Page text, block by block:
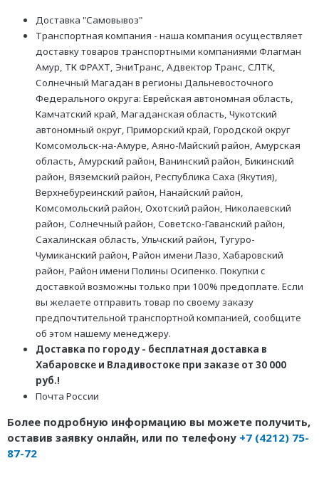
Доставка "Самовывоз"
Транспортная компания - наша компания осуществляет
доставку товаров транспортными компаниями Флагман
Амур, ТК ФРАХТ, ЭниТранс, Адвектор Транс, СЛТК,
Солнечный Магадан в регионы Дальневосточного
Федерального округа: Еврейская автономная область,
Камчатский край, Магаданская область, Чукотский
автономный округ, Приморский край, Городской округ
Комсомольск-на-Амуре, Аяно-Майский район, Амурская
область, Амурский район, Ванинский район, Бикинский
район, Вяземский район, Республика Саха (Якутия),
Верхнебуреинский район, Нанайский район,
Комсомольский район, Охотский район, Николаевский
район, Солнечный район, Советско-Гаванский район,
Сахалинская область, Ульчский район, Тугуро-
Чумиканский район, Район имени Лазо, Хабаровский
район, Район имени Полины Осипенко. Покупки с
доставкой возможны только при 100% предоплате. Если
вы желаете отправить товар по своему заказу
предпочтительной транспортной компанией, сообщите
об этом нашему менеджеру.
Доставка по городу - бесплатная доставка в
Хабаровске и Владивостоке при заказе от 30 000
руб.!
Почта России
Более подробную информацию вы можете получить,
оставив заявку онлайн, или по телефону +7 (4212) 75-
87-72